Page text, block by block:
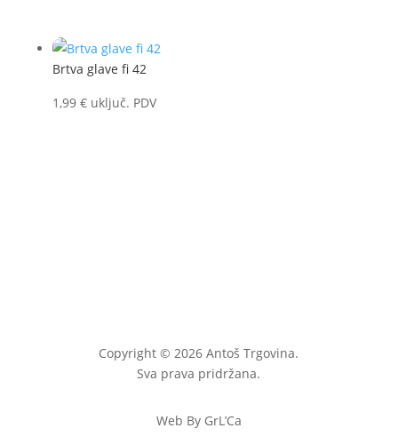
Brtva glave fi 42
1,99 € uključ. PDV
Copyright © 2026 Antoš Trgovina.
Sva prava pridržana.
Web By GrL’Ca